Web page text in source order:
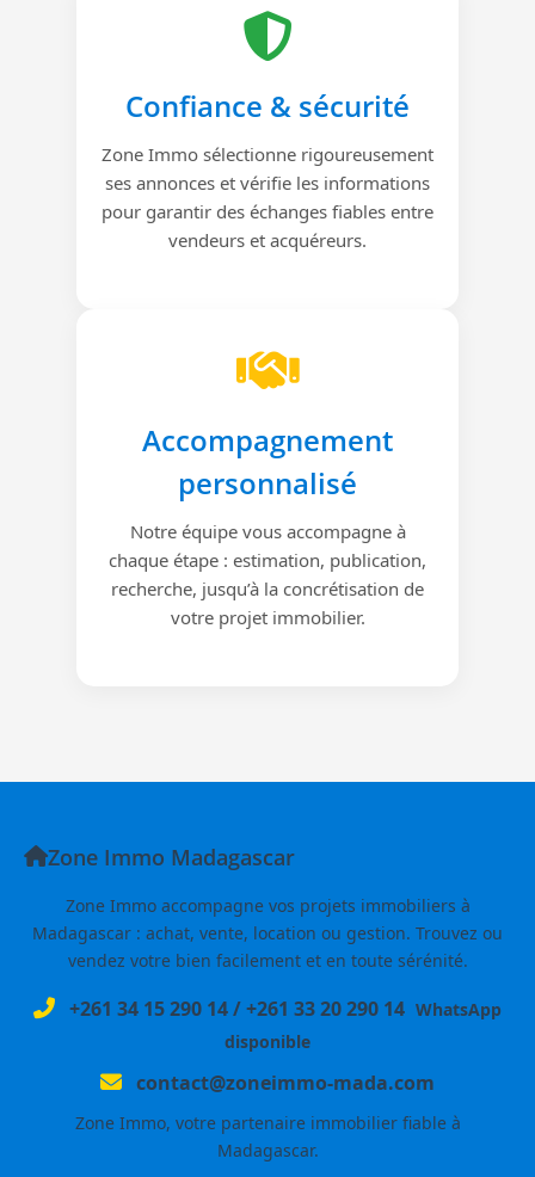
Confiance & sécurité
Zone Immo sélectionne rigoureusement
ses annonces et vérifie les informations
pour garantir des échanges fiables entre
vendeurs et acquéreurs.
Accompagnement
personnalisé
Notre équipe vous accompagne à
chaque étape : estimation, publication,
recherche, jusqu’à la concrétisation de
votre projet immobilier.
Zone Immo Madagascar
Zone Immo accompagne vos projets immobiliers à
Madagascar : achat, vente, location ou gestion. Trouvez ou
vendez votre bien facilement et en toute sérénité.
+261 34 15 290 14/+261 33 20 290 14 WhatsApp
disponible
contact@zoneimmo-mada.com
Zone Immo, votre partenaire immobilier fiable à
Madagascar.